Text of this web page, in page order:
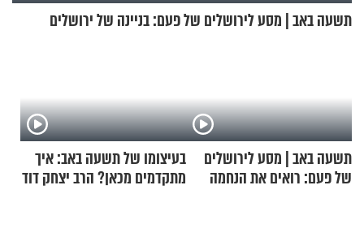
תשעה באב | מסע לירושלים של פעם: בניינה של ירושלים
תשעה באב | מסע לירושלים
של פעם: רואים את הנחמה
בעיצומו של תשעה באב: איך
מתקדמים מכאן? הרב יצחק דוד